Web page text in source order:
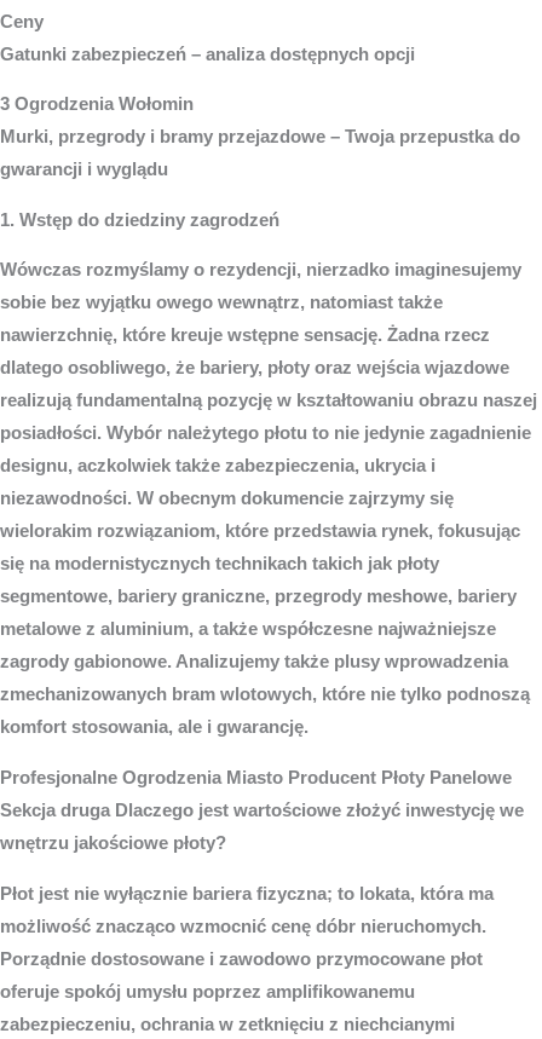
Ceny
Gatunki zabezpieczeń – analiza dostępnych opcji
3 Ogrodzenia Wołomin
Murki, przegrody i bramy przejazdowe – Twoja przepustka do
gwarancji i wyglądu
1. Wstęp do dziedziny zagrodzeń
Wówczas rozmyślamy o rezydencji, nierzadko imaginesujemy
sobie bez wyjątku owego wewnątrz, natomiast także
nawierzchnię, które kreuje wstępne sensację. Żadna rzecz
dlatego osobliwego, że bariery, płoty oraz wejścia wjazdowe
realizują fundamentalną pozycję w kształtowaniu obrazu naszej
posiadłości. Wybór należytego płotu to nie jedynie zagadnienie
designu, aczkolwiek także zabezpieczenia, ukrycia i
niezawodności. W obecnym dokumencie zajrzymy się
wielorakim rozwiązaniom, które przedstawia rynek, fokusując
się na modernistycznych technikach takich jak płoty
segmentowe, bariery graniczne, przegrody meshowe, bariery
metalowe z aluminium, a także współczesne najważniejsze
zagrody gabionowe. Analizujemy także plusy wprowadzenia
zmechanizowanych bram wlotowych, które nie tylko podnoszą
komfort stosowania, ale i gwarancję.
Profesjonalne Ogrodzenia Miasto Producent Płoty Panelowe
Sekcja druga Dlaczego jest wartościowe złożyć inwestycję we
wnętrzu jakościowe płoty?
Płot jest nie wyłącznie bariera fizyczna; to lokata, która ma
możliwość znacząco wzmocnić cenę dóbr nieruchomych.
Porządnie dostosowane i zawodowo przymocowane płot
oferuje spokój umysłu poprzez amplifikowanemu
zabezpieczeniu, ochrania w zetknięciu z niechcianymi